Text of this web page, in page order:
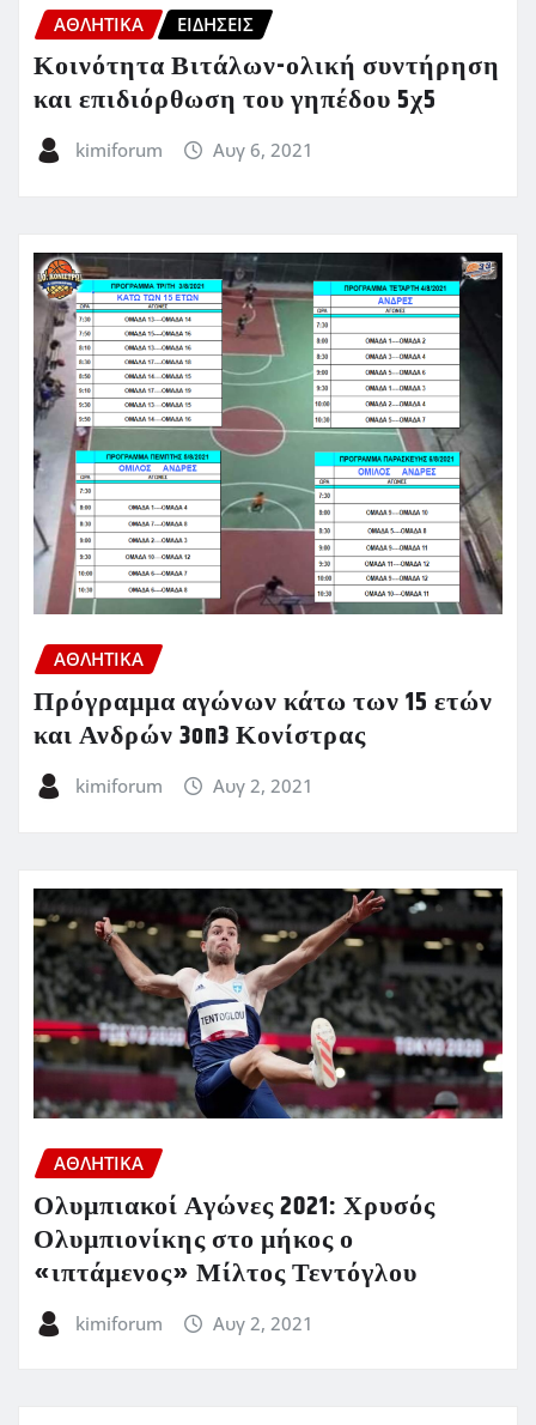
ΑΘΛΗΤΙΚΑ ΕΙΔΗΣΕΙΣ
Κοινότητα Βιτάλων-ολική συντήρηση
και επιδιόρθωση του γηπέδου 5χ5
kimiforum Αυγ 6, 2021
ΑΘΛΗΤΙΚΑ
Πρόγραμμα αγώνων κάτω των 15 ετών
και Ανδρών 3on3 Κονίστρας
kimiforum Αυγ 2, 2021
ΑΘΛΗΤΙΚΑ
Ολυμπιακοί Αγώνες 2021: Χρυσός
Ολυμπιονίκης στο μήκος ο
«ιπτάμενος» Μίλτος Τεντόγλου
kimiforum Αυγ 2, 2021